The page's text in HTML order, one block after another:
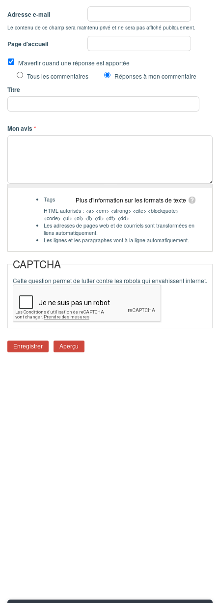
Adresse e-mail
Le contenu de ce champ sera maintenu privé et ne sera pas affiché publiquement.
Page d'accueil
M'avertir quand une réponse est apportée
Tous les commentaires
Réponses à mon commentaire
Titre
Mon avis*
Plus d'information sur les formats de texte
Tags
HTML autorisés : <a> <em> <strong> <cite> <blockquote>
<code> <ul> <ol> <li> <dl> <dt> <dd>
Les adresses de pages web et de courriels sont transformées en
liens automatiquement.
Les lignes et les paragraphes vont à la ligne automatiquement.
CAPTCHA
Cette question permet de lutter contre les robots qui envahissent internet.